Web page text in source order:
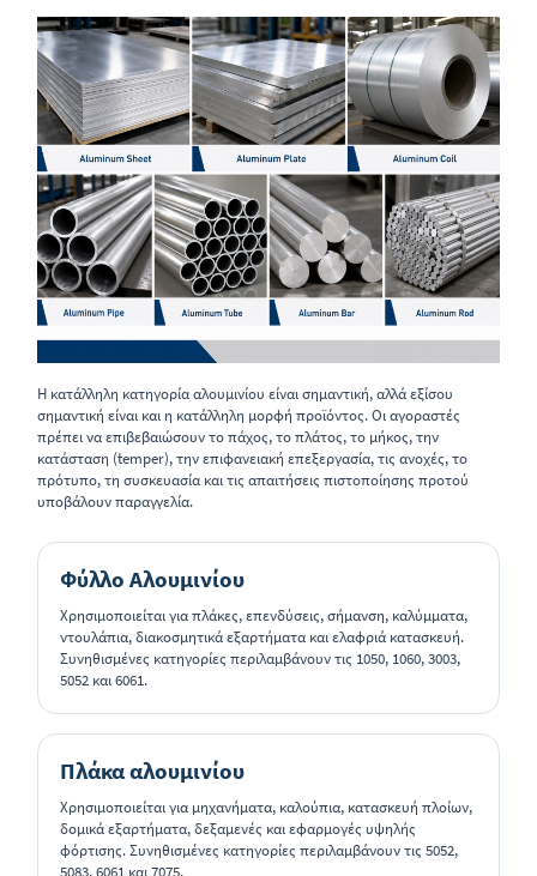
Η κατάλληλη κατηγορία αλουμινίου είναι σημαντική, αλλά εξίσου
σημαντική είναι και η κατάλληλη μορφή προϊόντος. Οι αγοραστές
πρέπει να επιβεβαιώσουν το πάχος, το πλάτος, το μήκος, την
κατάσταση (temper), την επιφανειακή επεξεργασία, τις ανοχές, το
πρότυπο, τη συσκευασία και τις απαιτήσεις πιστοποίησης προτού
υποβάλουν παραγγελία.
Φύλλο Αλουμινίου
Χρησιμοποιείται για πλάκες, επενδύσεις, σήμανση, καλύμματα,
ντουλάπια, διακοσμητικά εξαρτήματα και ελαφριά κατασκευή.
Συνηθισμένες κατηγορίες περιλαμβάνουν τις 1050, 1060, 3003,
5052 και 6061.
Πλάκα αλουμινίου
Χρησιμοποιείται για μηχανήματα, καλούπια, κατασκευή πλοίων,
δομικά εξαρτήματα, δεξαμενές και εφαρμογές υψηλής
φόρτισης. Συνηθισμένες κατηγορίες περιλαμβάνουν τις 5052,